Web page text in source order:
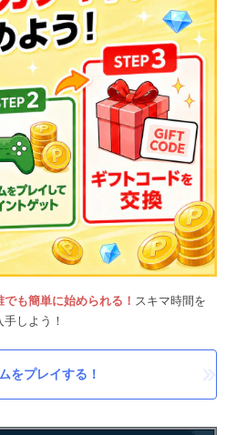
でも簡単に始められる！ スキマ時間を
しよう！
をプレイする！